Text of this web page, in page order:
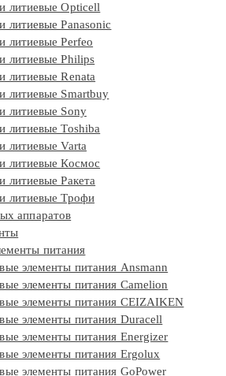
литиевые Opticell
литиевые Panasonic
литиевые Perfeo
литиевые Philips
литиевые Renata
литиевые Smartbuy
литиевые Sony
литиевые Toshiba
литиевые Varta
литиевые Космос
литиевые Ракета
литиевые Трофи
аппаратов
питания
элементы питания Ansmann
элементы питания Camelion
элементы питания CEIZAIKEN
элементы питания Duracell
элементы питания Energizer
элементы питания Ergolux
элементы питания GoPower